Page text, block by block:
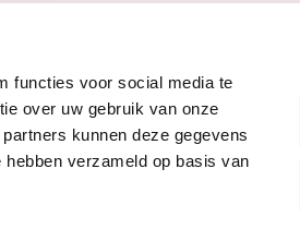
functies voor social media te
over uw gebruik van onze
kunnen deze gegevens
verzameld op basis van
Werken bij RADAR